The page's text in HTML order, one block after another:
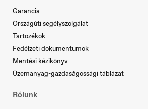
Garancia
Országúti segélyszolgálat
Tartozékok
Fedélzeti dokumentumok
Mentési kézikönyv
Üzemanyag-gazdaságossági táblázat
Rólunk